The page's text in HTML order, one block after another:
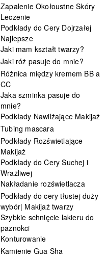
Zapalenie Okołoustne Skóry
Leczenie
Podkłady do Cery Dojrzałej
Najlepsze
Jaki mam kształt twarzy?
Jaki róż pasuje do mnie?
Różnica między kremem BB a
CC
Jaka szminka pasuje do
mnie?
Podkłady Nawilżające Makijaż
Tubing mascara
Podkłady Rozświetlające
Makijaż
Podkłady do Cery Suchej i
Wrażliwej
Nakładanie rozświetlacza
Podkłady do cery tłustej duży
wybór| Makijaż twarzy
Szybkie schnięcie lakieru do
paznokci
Konturowanie
Kamienie Gua Sha